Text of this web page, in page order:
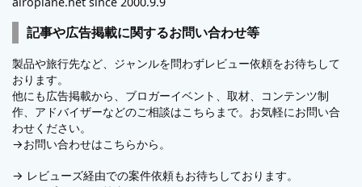
記事や広告掲載に関するお問い合わせ等
製品や旅行先など、ジャンルを問わずレビュー依頼をお待ちして
おります。
他にも広告掲載から、ブロガーイベント、取材、コンテンツ制
作、アドバイザーなどのご相談はこちらまで。お気軽にお問い合
わせください。
→お問い合わせはこちらから。
→ レビューズ経由での案件依頼もお待ちしております。